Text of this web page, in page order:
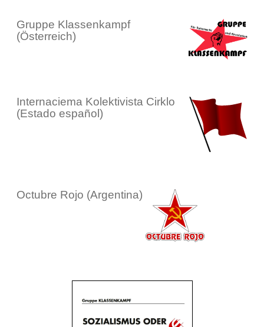
Gruppe Klassenkampf
(Österreich)
Internaciema Kolektivista Cirklo
(Estado español)
Octubre Rojo (Argentina)